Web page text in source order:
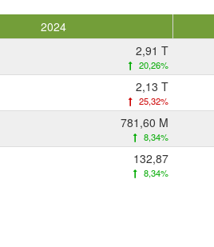
2024
2,91 T
20,26%
2,13 T
25,32%
781,60 M
8,34%
132,87
8,34%